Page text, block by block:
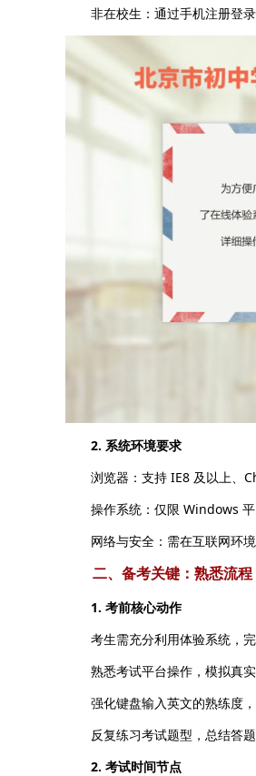
非在校生：通过手机注册登录
2. 系统环境要求
浏览器：支持 IE8 及以上、
操作系统：仅限 Windows 平
网络与安全：需在互联网环境
二、备考关键：熟悉流程
1. 考前核心动作
考生需充分利用体验系统，完
熟悉考试平台操作，模拟真实
强化键盘输入英文的熟练度，
反复练习考试题型，总结答题
2. 考试时间节点